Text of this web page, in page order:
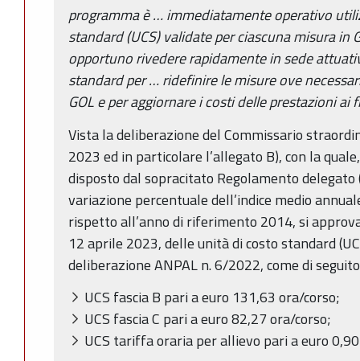
programma è … immediatamente operativo
standard (UCS) validate per ciascuna misura in
opportuno rivedere rapidamente in sede
standard per … ridefinire le misure ove
GOL e per aggiornare i costi delle prestazioni ai
Vista la deliberazione del Commissario
2023 ed in particolare l’allegato B), con la
disposto dal sopracitato Regolamento
variazione percentuale dell’indice medio
rispetto all’anno di riferimento 2014, si
12 aprile 2023, delle unità di costo standard
deliberazione ANPAL n. 6/2022, come di
UCS fascia B pari a euro 131,63 ora/corso;
UCS fascia C pari a euro 82,27 ora/corso;
UCS tariffa oraria per allievo pari a euro